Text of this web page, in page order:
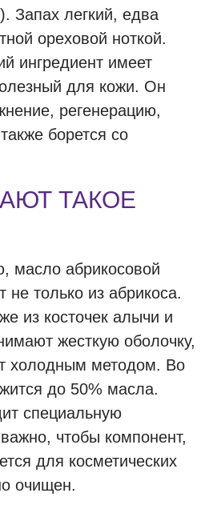
Запах легкий, едва
ореховой ноткой.
ингредиент имеет
для кожи. Он
регенерацию,
борется со
ТАКОЕ
масло абрикосовой
не только из абрикоса.
из косточек алычи и
жесткую оболочку,
холодным методом. Во
до 50% масла.
специальную
чтобы компонент,
для косметических
очищен.